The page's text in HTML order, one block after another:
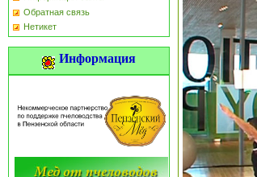
Обратная связь
Нетикет
Информация